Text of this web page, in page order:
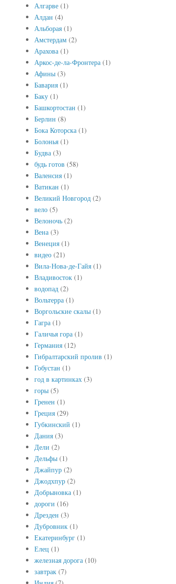
Алгарве (1)
Алдан (4)
Альборая (1)
Амстердам (2)
Арахова (1)
Аркос-де-ла-Фронтера (1)
Афины (3)
Бавария (1)
Баку (1)
Башкортостан (1)
Берлин (8)
Бока Которска (1)
Болонья (1)
Будва (3)
будь готов (58)
Валенсия (1)
Ватикан (1)
Великий Новгород (2)
вело (5)
Велоночь (2)
Вена (3)
Венеция (1)
видео (21)
Вила-Нова-де-Гайя (1)
Владивосток (1)
водопад (2)
Вольтерра (1)
Воргольские скалы (1)
Гагра (1)
Галичья гора (1)
Германия (12)
Гибралтарский пролив (1)
Гобустан (1)
год в картинках (3)
горы (5)
Гренен (1)
Греция (29)
Губкинский (1)
Дания (3)
Дели (2)
Дельфы (1)
Джайпур (2)
Джодхпур (2)
Добрыновка (1)
дороги (16)
Дрезден (3)
Дубровник (1)
Екатеринбург (1)
Елец (1)
железная дорога (10)
завтрак (7)